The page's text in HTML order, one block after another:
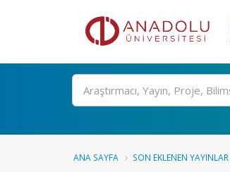
Ara
ANA SAYFA SON EKLENEN YAYINLAR